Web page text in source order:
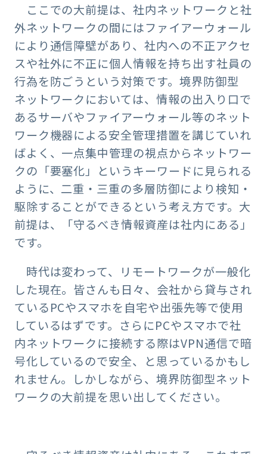
ここでの大前提は、社内ネットワークと社
外ネットワークの間にはファイアーウォール
により通信障壁があり、社内への不正アクセ
スや社外に不正に個人情報を持ち出す社員の
行為を防ごうという対策です。境界防御型
ネットワークにおいては、情報の出入り口で
あるサーバやファイアーウォール等のネット
ワーク機器による安全管理措置を講じていれ
ばよく、一点集中管理の視点からネットワー
クの「要塞化」というキーワードに見られる
ように、二重・三重の多層防御により検知・
駆除することができるという考え方です。大
前提は、「守るべき情報資産は社内にある」
です。
時代は変わって、リモートワークが一般化
した現在。皆さんも日々、会社から貸与され
ているPCやスマホを自宅や出張先等で使用
しているはずです。さらにPCやスマホで社
内ネットワークに接続する際はVPN通信で暗
号化しているので安全、と思っているかもし
れません。しかしながら、境界防御型ネット
ワークの大前提を思い出してください。